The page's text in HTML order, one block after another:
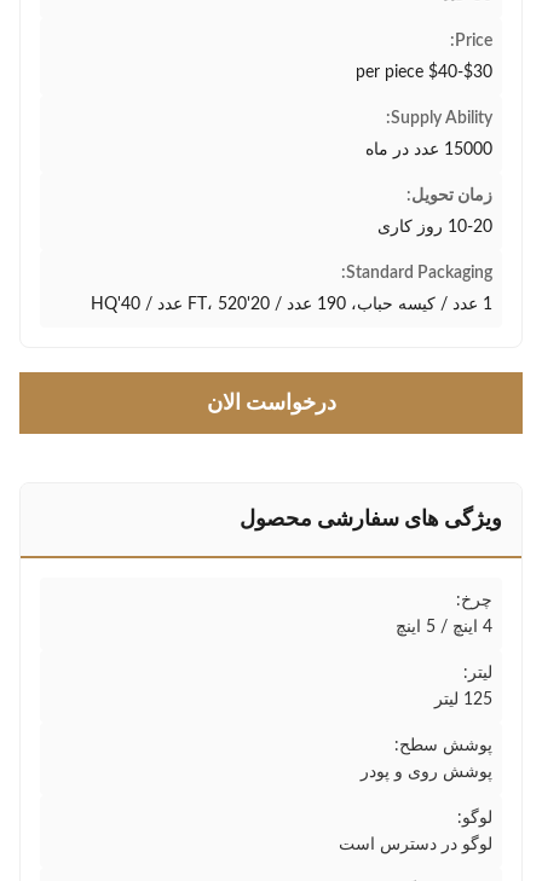
Price:
$30-$40 per piece
Supply Ability:
15000 عدد در ماه
زمان تحویل:
10-20 روز کاری
Standard Packaging:
1 عدد / کیسه حباب، 190 عدد / 20'FT، 520 عدد / 40'HQ
درخواست الان
ویژگی های سفارشی محصول
چرخ:
4 اینچ / 5 اینچ
لیتر:
125 لیتر
پوشش سطح:
پوشش روی و پودر
لوگو:
لوگو در دسترس است